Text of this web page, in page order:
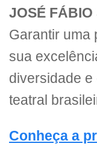
JOSÉ
Garantir uma
sua
diversidade
teatral
Conheça a